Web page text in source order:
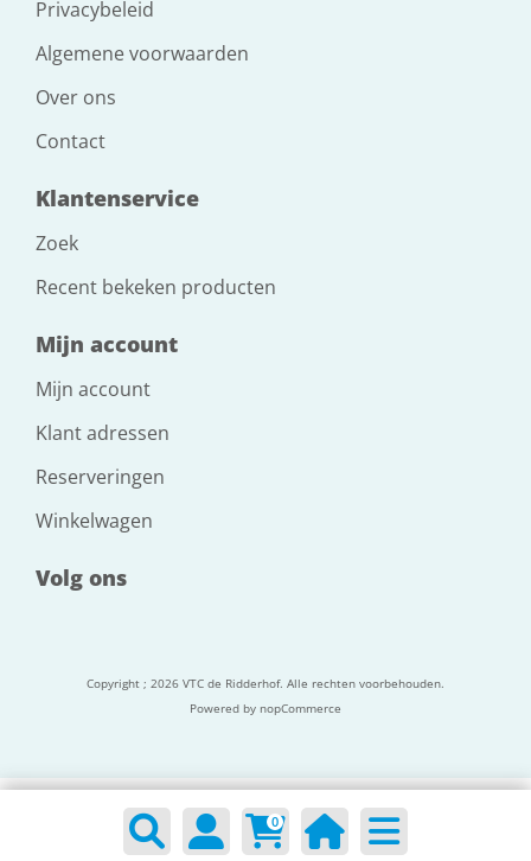
0
Privacybeleid
Algemene voorwaarden
Over ons
Contact
Klantenservice
Zoek
Recent bekeken producten
Mijn account
Mijn account
Klant adressen
Reserveringen
Winkelwagen
Volg ons
Copyright ; 2026 VTC de Ridderhof. Alle rechten voorbehouden.
Powered by nopCommerce